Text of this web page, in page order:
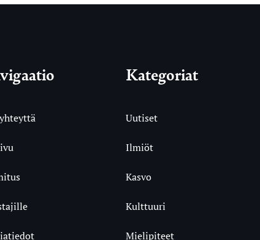
Kategoriat
Uutiset
Ilmiöt
Kasvo
Kulttuuri
Mielipiteet